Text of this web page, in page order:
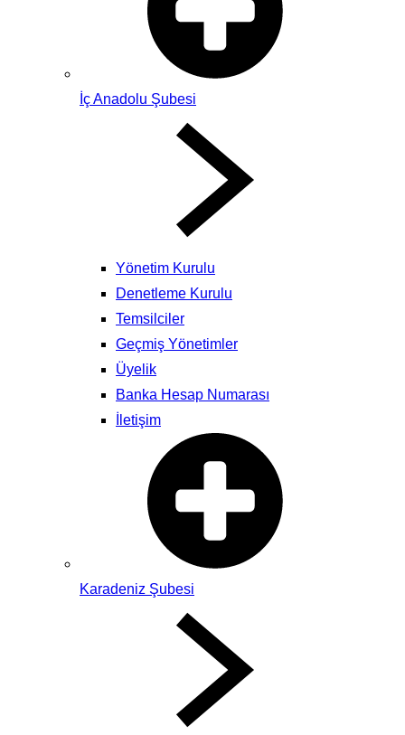
İç Anadolu Şubesi
Yönetim Kurulu
Denetleme Kurulu
Temsilciler
Geçmiş Yönetimler
Üyelik
Banka Hesap Numarası
İletişim
Karadeniz Şubesi